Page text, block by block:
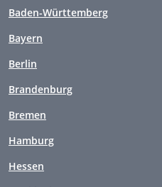
Baden-Württemberg
Bayern
Berlin
Brandenburg
Bremen
Hamburg
Hessen